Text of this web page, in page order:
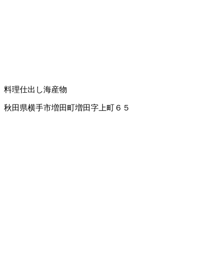
料理仕出し海産物
秋田県横手市増田町増田字上町６５